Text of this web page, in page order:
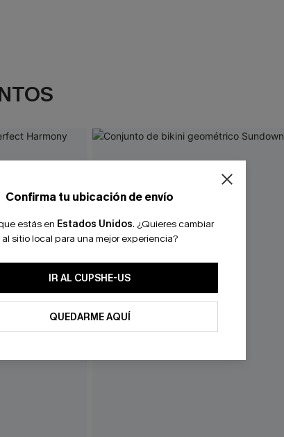
Confirma tu ubicación de envío
estás en Estados Unidos. ¿Quieres cambiar
al sitio local para una mejor experiencia?
IR AL CUPSHE-US
QUEDARME AQUÍ